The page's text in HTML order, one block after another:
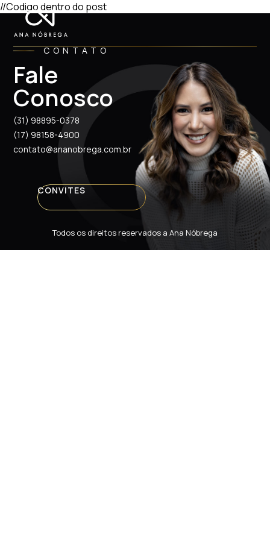
//Codigo dentro do post
CONTATO
Fale
Conosco
(31) 98895-0378
(17) 98158-4900
contato@ananobrega.com.br
CONVITES
Todos os direitos reservados a Ana Nóbrega